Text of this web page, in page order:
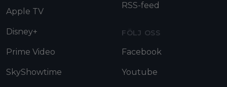
Apple TV
Disney+
Prime Video
SkyShowtime
RSS-feed
FÖLJ OSS
Facebook
Youtube